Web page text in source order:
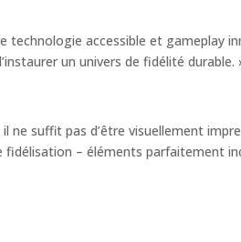
technologie accessible et gameplay
un univers de fidélité
ne suffit pas d’être visuellement
– éléments parfaitement